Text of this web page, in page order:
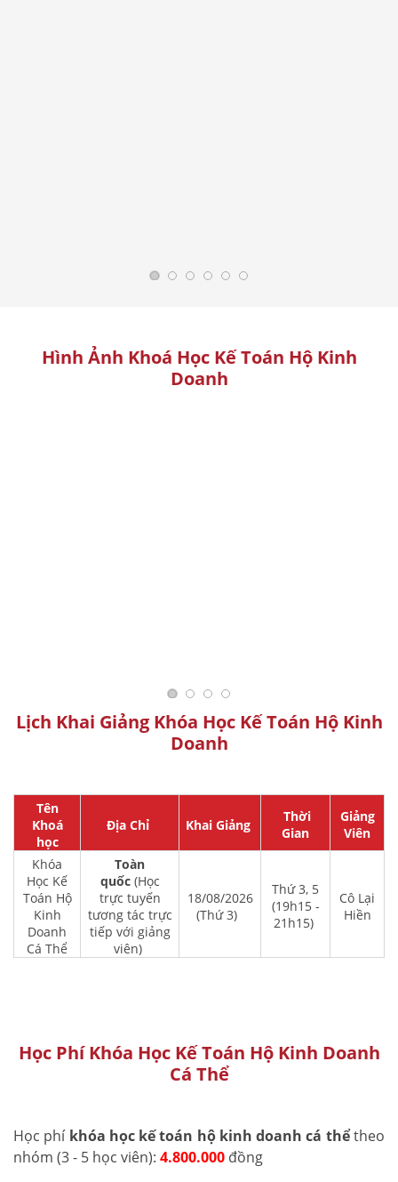
Hình Ảnh Khoá Học Kế Toán Hộ Kinh
Doanh
Lịch Khai Giảng Khóa Học Kế Toán Hộ Kinh
Doanh
Tên
Khoá
học
Địa Chỉ Khai Giảng
Thời
Gian
Giảng
Viên
Khóa
Học Kế
Toán Hộ
Kinh
Doanh
Cá Thể
Toàn
quốc(Học
trực tuyến
tương tác trực
tiếp với giảng
viên)
18/08/2026
(Thứ 3)
Thứ 3, 5
(19h15 -
21h15)
Cô Lại
Hiền
Học Phí Khóa Học Kế Toán Hộ Kinh Doanh
Cá Thể
Học phí khóa học kế toán hộ kinh doanh cá thểtheo
nhóm (3 - 5 học viên): 4.800.000 đồng